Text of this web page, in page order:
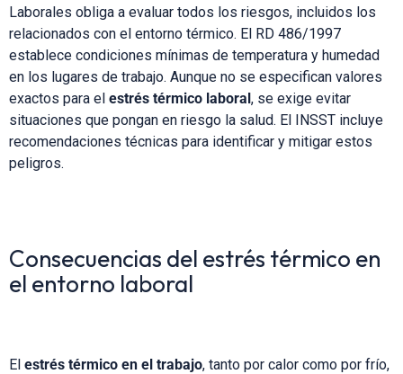
Laborales obliga a evaluar todos los riesgos, incluidos los
relacionados con el entorno térmico. El RD 486/1997
establece condiciones mínimas de temperatura y humedad
en los lugares de trabajo. Aunque no se especifican valores
exactos para el estrés térmico laboral, se exige evitar
situaciones que pongan en riesgo la salud. El INSST incluye
recomendaciones técnicas para identificar y mitigar estos
peligros.
Consecuencias del estrés térmico en
el entorno laboral
El estrés térmico en el trabajo, tanto por calor como por frío,